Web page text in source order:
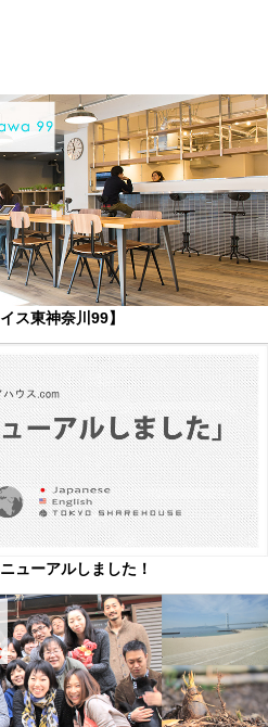
ス東神奈川99】
ューアルしました！